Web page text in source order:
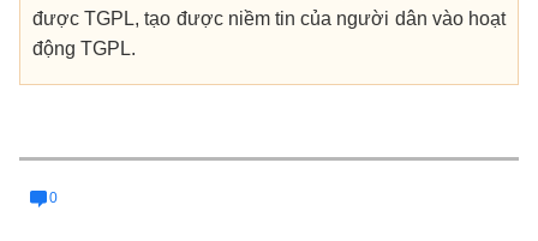
được TGPL, tạo được niềm tin của người dân vào hoạt
động TGPL.
0